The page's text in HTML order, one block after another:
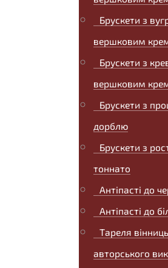
Брускети з
вершковим
Брускети з
вершковим
Брускети з
дорблю
Брускети з
тоннато
Антіпасті до
Антіпасті до
Тареля
авторського